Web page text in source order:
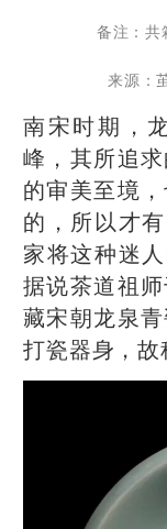
备注：
来源：
南宋时期，
峰，其所追
的审美至境
的，所以才
家将这种迷
据说茶道祖
藏宋朝龙泉
打瓷器身，故